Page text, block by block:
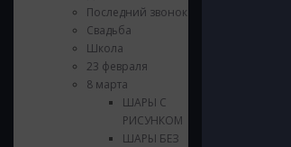
Последний звонок
Свадьба
Школа
23 февраля
8 марта
ШАРЫ С
РИСУНКОМ
ШАРЫ БЕЗ